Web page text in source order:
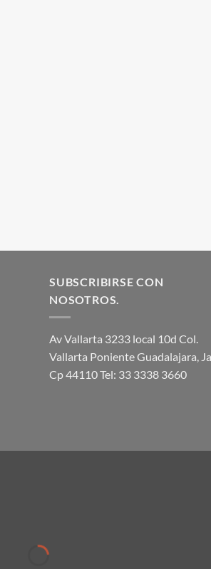
SUBSCRIBIRSE CON
NOSOTROS.
Av Vallarta 3233 local 10d Col.
Vallarta Poniente Guadalajara,
Cp 44110 Tel: 33 3338 3660